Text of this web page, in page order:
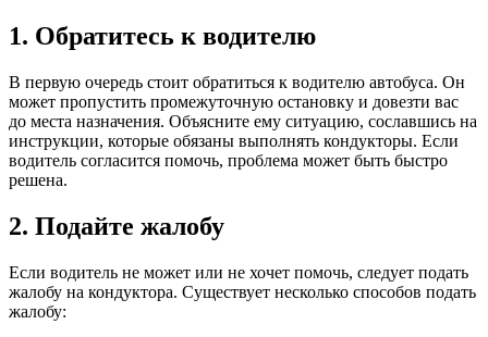
1. Обратитесь к водителю
В первую очередь стоит обратиться к водителю автобуса. Он
может пропустить промежуточную остановку и довезти вас
до места назначения. Объясните ему ситуацию, сославшись на
инструкции, которые обязаны выполнять кондукторы. Если
водитель согласится помочь, проблема может быть быстро
решена.
2. Подайте жалобу
Если водитель не может или не хочет помочь, следует подать
жалобу на кондуктора. Существует несколько способов подать
жалобу: